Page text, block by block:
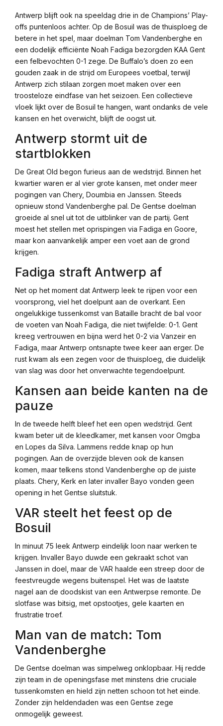
Antwerp blijft ook na speeldag drie in de Champions’ Play-
offs puntenloos achter. Op de Bosuil was de thuisploeg de
betere in het spel, maar doelman Tom Vandenberghe en
een dodelijk efficiënte Noah Fadiga bezorgden KAA Gent
een felbevochten 0-1 zege. De Buffalo’s doen zo een
gouden zaak in de strijd om Europees voetbal, terwijl
Antwerp zich stilaan zorgen moet maken over een
troosteloze eindfase van het seizoen. Een collectieve
vloek lijkt over de Bosuil te hangen, want ondanks de vele
kansen en het overwicht, blijft de oogst uit.
Antwerp stormt uit de
startblokken
De Great Old begon furieus aan de wedstrijd. Binnen het
kwartier waren er al vier grote kansen, met onder meer
pogingen van Chery, Doumbia en Janssen. Steeds
opnieuw stond Vandenberghe pal. De Gentse doelman
groeide al snel uit tot de uitblinker van de partij. Gent
moest het stellen met oprispingen via Fadiga en Goore,
maar kon aanvankelijk amper een voet aan de grond
krijgen.
Fadiga straft Antwerp af
Net op het moment dat Antwerp leek te rijpen voor een
voorsprong, viel het doelpunt aan de overkant. Een
ongelukkige tussenkomst van Bataille bracht de bal voor
de voeten van Noah Fadiga, die niet twijfelde: 0-1. Gent
kreeg vertrouwen en bijna werd het 0-2 via Vanzeir en
Fadiga, maar Antwerp ontsnapte twee keer aan erger. De
rust kwam als een zegen voor de thuisploeg, die duidelijk
van slag was door het onverwachte tegendoelpunt.
Kansen aan beide kanten na de
pauze
In de tweede helft bleef het een open wedstrijd. Gent
kwam beter uit de kleedkamer, met kansen voor Omgba
en Lopes da Silva. Lammens redde knap op hun
pogingen. Aan de overzijde bleven ook de kansen
komen, maar telkens stond Vandenberghe op de juiste
plaats. Chery, Kerk en later invaller Bayo vonden geen
opening in het Gentse sluitstuk.
VAR steelt het feest op de
Bosuil
In minuut 75 leek Antwerp eindelijk loon naar werken te
krijgen. Invaller Bayo duwde een gekraakt schot van
Janssen in doel, maar de VAR haalde een streep door de
feestvreugde wegens buitenspel. Het was de laatste
nagel aan de doodskist van een Antwerpse remonte. De
slotfase was bitsig, met opstootjes, gele kaarten en
frustratie troef.
Man van de match: Tom
Vandenberghe
De Gentse doelman was simpelweg onklopbaar. Hij redde
zijn team in de openingsfase met minstens drie cruciale
tussenkomsten en hield zijn netten schoon tot het einde.
Zonder zijn heldendaden was een Gentse zege
onmogelijk geweest.